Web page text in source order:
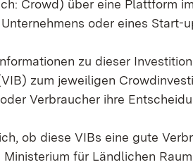
Crowd) über eine Plattform
oder eines Start-
zu dieser
zum jeweiligen
Verbraucher ihre
ob diese VIBs eine gute
für Ländlichen